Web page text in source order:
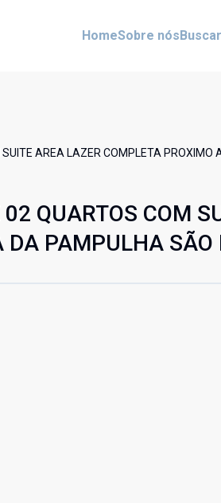
HomeSobre nós
AREA LAZER COMPLETA
QUARTOS COM
DA PAMPULHA